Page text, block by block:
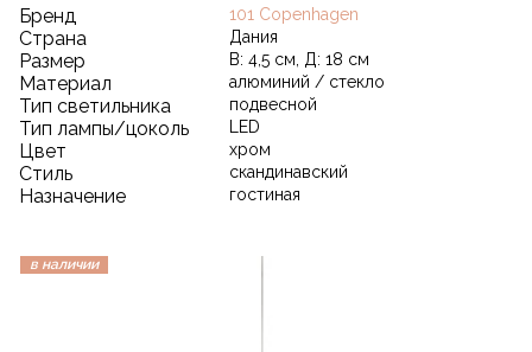
Бренд 101 Copenhagen
Страна Дания
Размер В: 4,5 см, Д: 18 см
Материал алюминий / стекло
Тип светильника подвесной
Тип лампы/цоколь LED
Цвет хром
Стиль скандинавский
Назначение гостиная
в наличии